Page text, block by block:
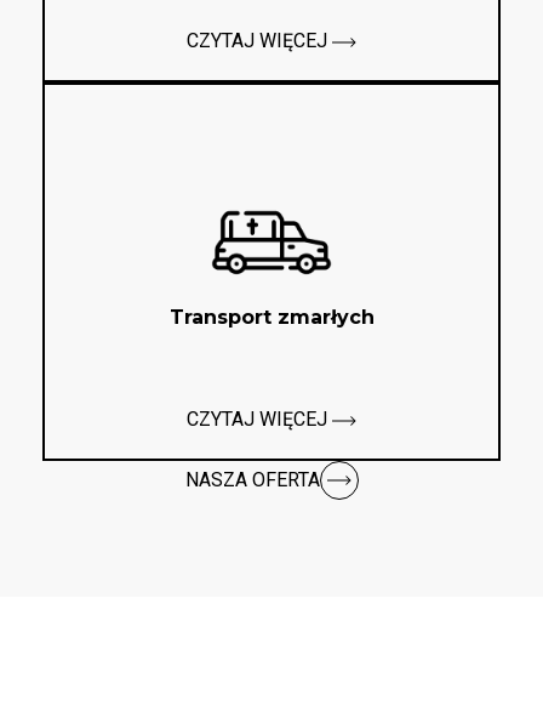
CZYTAJ WIĘCEJ
Transport zmarłych
CZYTAJ WIĘCEJ
NASZA OFERTA